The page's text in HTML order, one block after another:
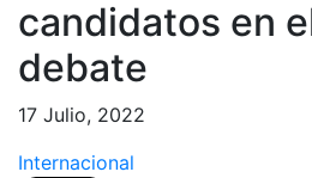
candidatos en
debate
17 Julio, 2022
Internacional